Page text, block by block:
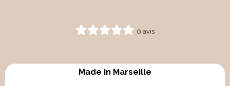
0 avis
Made in Marseille